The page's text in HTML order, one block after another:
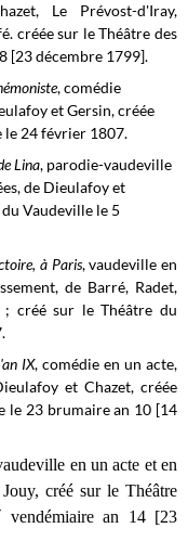
Le Prévost-d'Iray,
créée sur leThéâtre des
[23 décembre 1799].
, comédie
et Gersin, créée
le 24 février 1807.
Lina, parodie-vaudeville
de Dieulafoy et
Vaudeville le 5
à Paris, vaudeville en
de Barré, Radet,
; créé sur leThéâtre du
IX, comédie en un acte,
et Chazet, créée
le 23 brumairean 10 [14
en un acte et en
créé sur le Théâtre
vendémiaire an 14 [23